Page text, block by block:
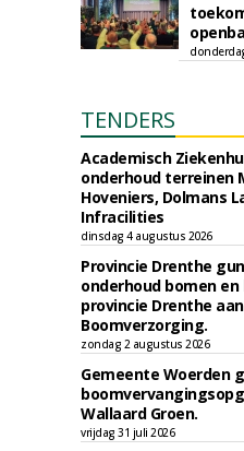
TENDERS
Academisch
onderhoud terreinen
Hoveniers, Dolmans
Infracilities
dinsdag 4 augustus 2026
Provincie Drenthe
onderhoud bomen
provincie Drenthe
Boomverzorging.
zondag 2 augustus 2026
Gemeente Woerden
Wallaard Groen.
vrijdag 31 juli 2026